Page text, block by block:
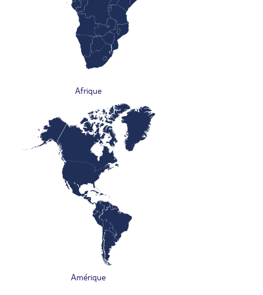
Afrique
Amérique